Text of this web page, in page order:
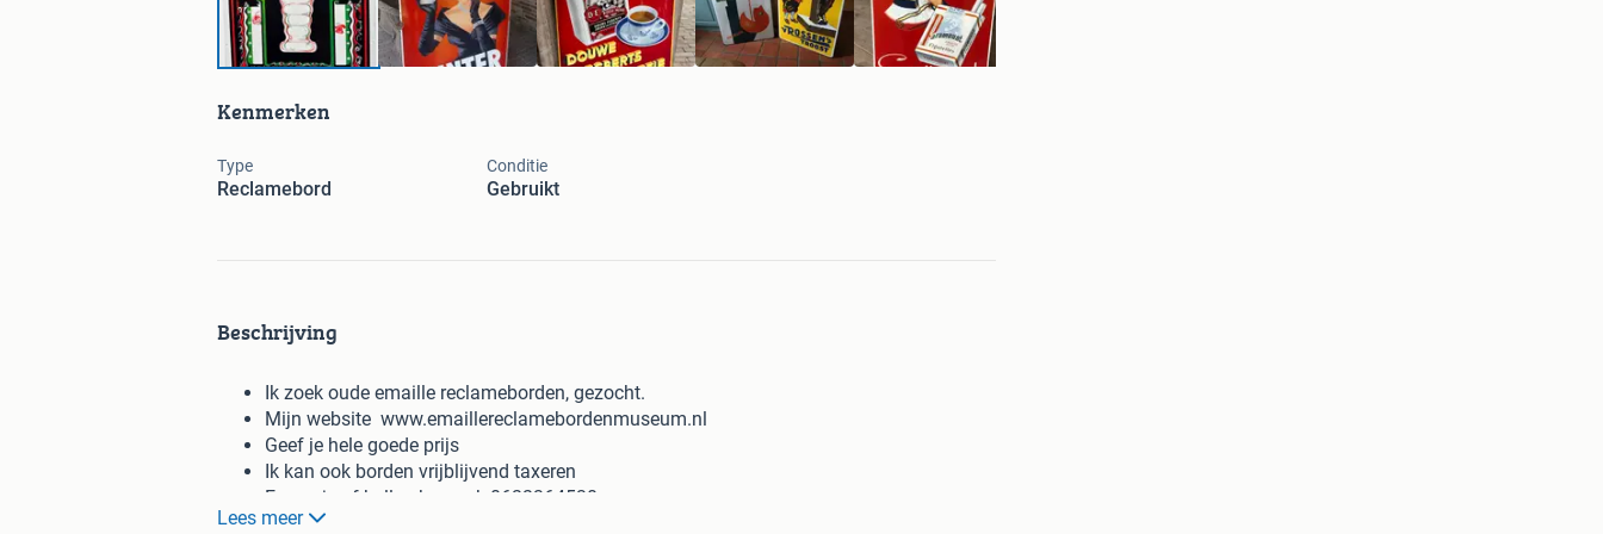
Kenmerken
Type
Reclamebord
Conditie
Gebruikt
Beschrijving
Ik zoek oude emaille reclameborden, gezocht.
Mijn website www.emaillereclamebordenmuseum.nl
Geef je hele goede prijs
Ik kan ook borden vrijblijvend taxeren
Een apje of bellen kan ook 0622364530
Lees meer